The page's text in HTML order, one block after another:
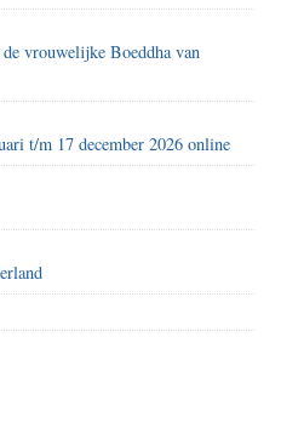
vrouwelijke Boeddha van
t/m 17 december 2026 online